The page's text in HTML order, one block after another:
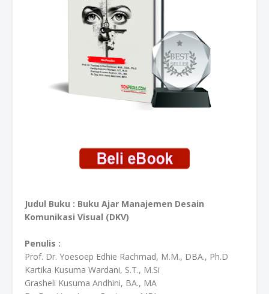
Judul Buku : Buku Ajar Manajemen Desain
Komunikasi Visual (DKV)
Penulis :
Prof. Dr. Yoesoep Edhie Rachmad, M.M., DBA., Ph.D
Kartika Kusuma Wardani, S.T., M.Si
Grasheli Kusuma Andhini, BA., MA